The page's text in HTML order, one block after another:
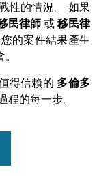
性的情況。 如果
民律師 或 移民律
的案件結果產生
得信賴的 多倫多
程的每一步。